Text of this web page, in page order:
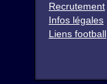
Recrutement
Infos légales
Liens football